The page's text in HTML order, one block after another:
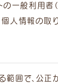
／●● ●
※ 受付
の一般利用
人情報の
囲で、公